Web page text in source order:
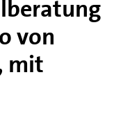
von
mit